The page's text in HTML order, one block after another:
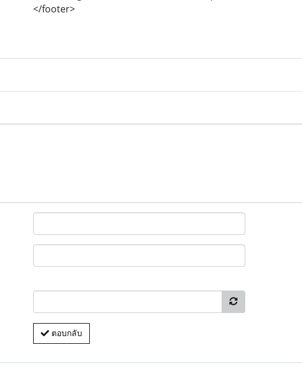
</footer>
ตอบกลับ